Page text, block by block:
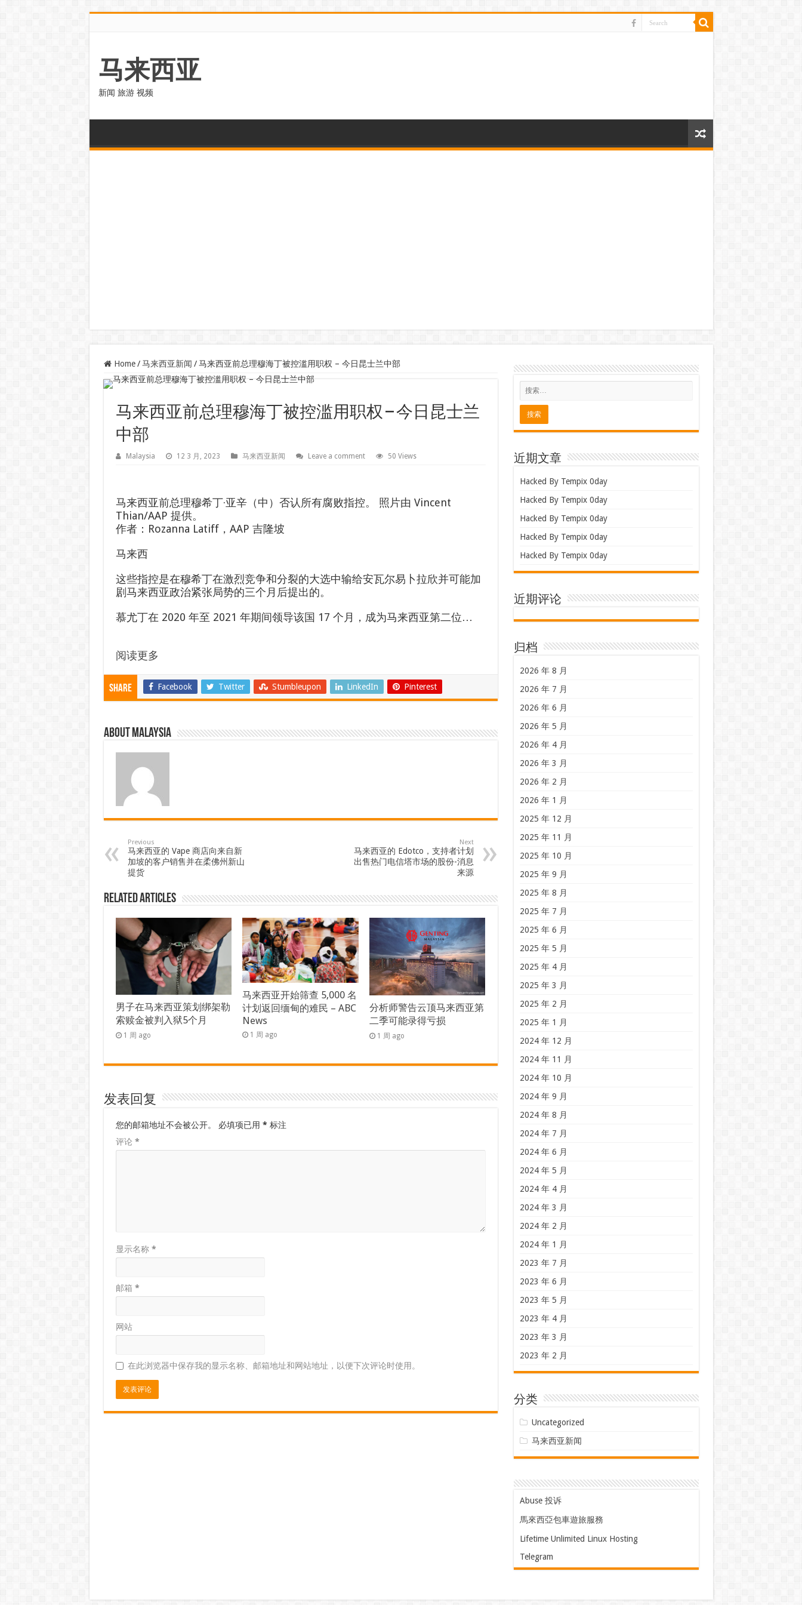
马来西亚
新闻 旅游 视频
Home / 马来西亚新闻 / 马来西亚前总理穆海丁被控滥用职权 – 今日昆士兰中部
马来西亚前总理穆海丁被控滥用职权 – 今日昆士兰
中部
Malaysia 12 3 月, 2023 马来西亚新闻 Leave a comment 50 Views
马来西亚前总理穆希丁·亚辛（中）否认所有腐败指控。 照片由 Vincent
Thian/AAP 提供。
作者：Rozanna Latiff，AAP 吉隆坡
马来西
这些指控是在穆希丁在激烈竞争和分裂的大选中输给安瓦尔易卜拉欣并可能加
剧马来西亚政治紧张局势的三个月后提出的。
慕尤丁在 2020 年至 2021 年期间领导该国 17 个月，成为马来西亚第二位…
阅读更多
Share Facebook Twitter Stumbleupon LinkedIn Pinterest
About Malaysia
Previous
马来西亚的 Vape 商店向来自新
加坡的客户销售并在柔佛州新山
提货
Next
马来西亚的 Edotco，支持者计划
出售热门电信塔市场的股份-消息
来源
Related Articles
男子在马来西亚策划绑架勒
索赎金被判入狱5个月
1 周 ago
马来西亚开始筛查 5,000 名
计划返回缅甸的难民 – ABC
News
1 周 ago
分析师警告云顶马来西亚第
二季可能录得亏损
1 周 ago
发表回复
您的邮箱地址不会被公开。 必填项已用 * 标注
评论 *
显示名称 *
邮箱 *
网站
在此浏览器中保存我的显示名称、邮箱地址和网站地址，以便下次评论时使用。
近期文章
Hacked By Tempix 0day
Hacked By Tempix 0day
Hacked By Tempix 0day
Hacked By Tempix 0day
Hacked By Tempix 0day
近期评论
归档
2026 年 8 月
2026 年 7 月
2026 年 6 月
2026 年 5 月
2026 年 4 月
2026 年 3 月
2026 年 2 月
2026 年 1 月
2025 年 12 月
2025 年 11 月
2025 年 10 月
2025 年 9 月
2025 年 8 月
2025 年 7 月
2025 年 6 月
2025 年 5 月
2025 年 4 月
2025 年 3 月
2025 年 2 月
2025 年 1 月
2024 年 12 月
2024 年 11 月
2024 年 10 月
2024 年 9 月
2024 年 8 月
2024 年 7 月
2024 年 6 月
2024 年 5 月
2024 年 4 月
2024 年 3 月
2024 年 2 月
2024 年 1 月
2023 年 7 月
2023 年 6 月
2023 年 5 月
2023 年 4 月
2023 年 3 月
2023 年 2 月
分类
Uncategorized
马来西亚新闻
Abuse 投诉
馬來西亞包車遊旅服務
Lifetime Unlimited Linux Hosting
Telegram